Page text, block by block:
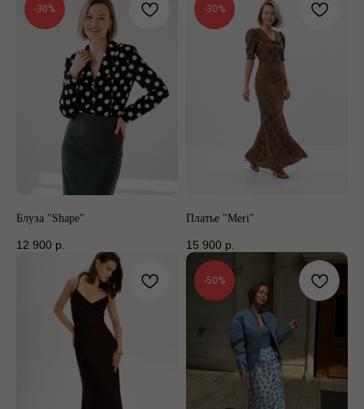
-30%
Блуза "Shape"
12 900 р.
-30%
Платье "Meri"
15 900 р.
-50%